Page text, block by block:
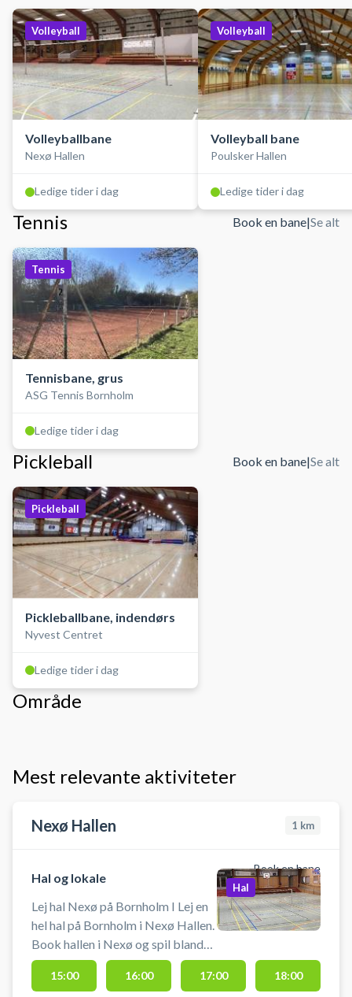
Volleyball
Volleyballbane
Nexø Hallen
Ledige tider i dag
Volleyball
Volleyball bane
Poulsker Hallen
Ledige tider i dag
Tennis Book en bane|Se alt
Tennis
Tennisbane, grus
ASG Tennis Bornholm
Ledige tider i dag
Pickleball Book en bane|Se alt
Pickleball
Pickleballbane, indendørs
Nyvest Centret
Ledige tider i dag
Område
Mest relevante aktiviteter
Nexø Hallen 1 km
Book en bane
Hal og lokale
Lej hal Nexø på Bornholm I Lej en
hel hal på Bornholm i Nexø Hallen.
Book hallen i Nexø og spil blandt
andet indendørs fodbold uden
bander på Bornholm. Booking af
Hal
15:00 16:00 17:00 18:00